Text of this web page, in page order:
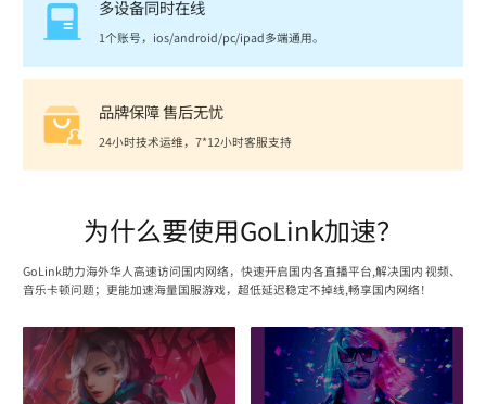
多设备同时在线
1个账号，ios/android/pc/ipad多端通用。
品牌保障 售后无忧
24小时技术运维，7*12小时客服支持
为什么要使用GoLink加速？
GoLink助力海外华人高速访问国内网络，快速开启国内各直播平台,解决国内 视频、
音乐卡顿问题；更能加速海量国服游戏，超低延迟稳定不掉线,畅享国内网络！